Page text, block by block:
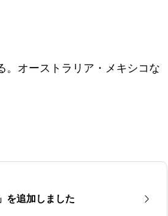
。オーストラリア・メキシコな
を追加しました